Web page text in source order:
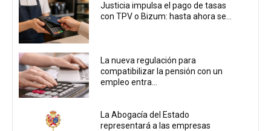
Justicia impulsa el pago de tasas
con TPV o Bizum: hasta ahora se...
La nueva regulación para
compatibilizar la pensión con un
empleo entra...
La Abogacía del Estado
representará a las empresas